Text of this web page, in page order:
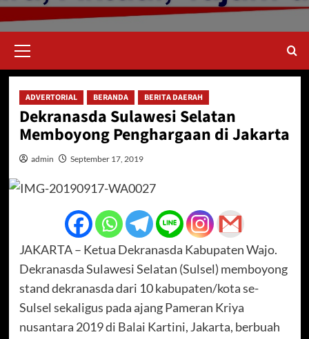
Menu
ADVERTORIAL BERANDA BERITA DAERAH
Dekranasda Sulawesi Selatan
Memboyong Penghargaan di Jakarta
admin September 17, 2019
JAKARTA – Ketua Dekranasda Kabupaten Wajo.
Dekranasda Sulawesi Selatan (Sulsel) memboyong
stand dekranasda dari 10 kabupaten/kota se-
Sulsel sekaligus pada ajang Pameran Kriya
nusantara 2019 di Balai Kartini, Jakarta, berbuah